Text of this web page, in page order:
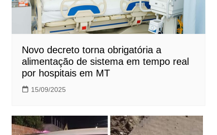
Novo decreto torna obrigatória a
alimentação de sistema em tempo real
por hospitais em MT
15/09/2025